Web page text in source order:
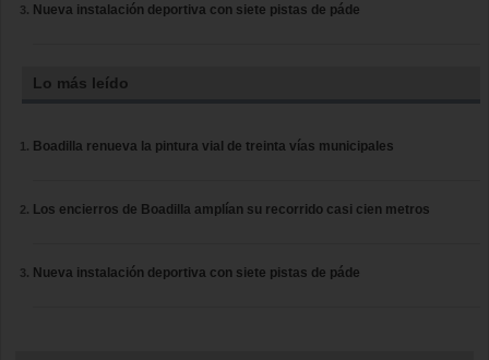
Nueva instalación deportiva con siete pistas de páde
Lo más leído
Boadilla renueva la pintura vial de treinta vías municipales
Los encierros de Boadilla amplían su recorrido casi cien metros
Nueva instalación deportiva con siete pistas de páde